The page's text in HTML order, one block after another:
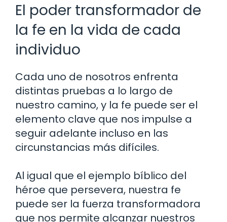
El poder transformador de
la fe en la vida de cada
individuo
Cada uno de nosotros enfrenta
distintas pruebas a lo largo de
nuestro camino, y la fe puede ser el
elemento clave que nos impulse a
seguir adelante incluso en las
circunstancias más difíciles.
Al igual que el ejemplo bíblico del
héroe que persevera, nuestra fe
puede ser la fuerza transformadora
que nos permite alcanzar nuestros